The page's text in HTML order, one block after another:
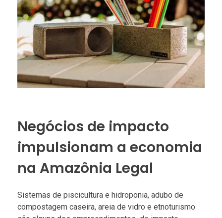
Negócios de impacto
impulsionam a economia
na Amazônia Legal
Sistemas de piscicultura e hidroponia, adubo de
compostagem caseira, areia de vidro e etnoturismo